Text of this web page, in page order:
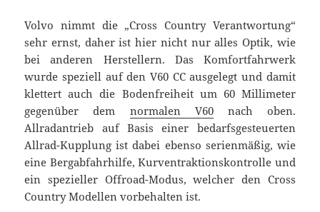
Volvo nimmt die „Cross Country Verantwortung“
sehr ernst, daher ist hier nicht nur alles Optik, wie
bei anderen Herstellern. Das Komfortfahrwerk
wurde speziell auf den V60 CC ausgelegt und damit
klettert auch die Bodenfreiheit um 60 Millimeter
gegenüber dem normalen V60nach oben.
Allradantrieb auf Basis einer bedarfsgesteuerten
Allrad-Kupplung ist dabei ebenso serienmäßig, wie
eine Bergabfahrhilfe, Kurventraktionskontrolle und
ein spezieller Offroad-Modus, welcher den Cross
Country Modellen vorbehalten ist.